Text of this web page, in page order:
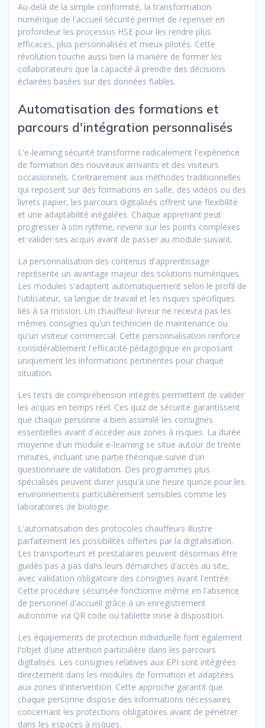
Au-delà de la simple conformité, la transformation
numérique de l'accueil sécurité permet de repenser en
profondeur les processus HSE pour les rendre plus
efficaces, plus personnalisés et mieux pilotés. Cette
révolution touche aussi bien la manière de former les
collaborateurs que la capacité à prendre des décisions
éclairées basées sur des données fiables.
Automatisation des formations et
parcours d'intégration personnalisés
L'e-learning sécurité transforme radicalement l'expérience
de formation des nouveaux arrivants et des visiteurs
occasionnels. Contrairement aux méthodes traditionnelles
qui reposent sur des formations en salle, des vidéos ou des
livrets papier, les parcours digitalisés offrent une flexibilité
et une adaptabilité inégalées. Chaque apprenant peut
progresser à son rythme, revenir sur les points complexes
et valider ses acquis avant de passer au module suivant.
La personnalisation des contenus d'apprentissage
représente un avantage majeur des solutions numériques.
Les modules s'adaptent automatiquement selon le profil de
l'utilisateur, sa langue de travail et les risques spécifiques
liés à sa mission. Un chauffeur-livreur ne recevra pas les
mêmes consignes qu'un technicien de maintenance ou
qu'un visiteur commercial. Cette personnalisation renforce
considérablement l'efficacité pédagogique en proposant
uniquement les informations pertinentes pour chaque
situation.
Les tests de compréhension intégrés permettent de valider
les acquis en temps réel. Ces quiz de sécurité garantissent
que chaque personne a bien assimilé les consignes
essentielles avant d'accéder aux zones à risques. La durée
moyenne d'un module e-learning se situe autour de trente
minutes, incluant une partie théorique suivie d'un
questionnaire de validation. Des programmes plus
spécialisés peuvent durer jusqu'à une heure quinze pour les
environnements particulièrement sensibles comme les
laboratoires de biologie.
L'automatisation des protocoles chauffeurs illustre
parfaitement les possibilités offertes par la digitalisation.
Les transporteurs et prestataires peuvent désormais être
guidés pas à pas dans leurs démarches d'accès au site,
avec validation obligatoire des consignes avant l'entrée.
Cette procédure sécurisée fonctionne même en l'absence
de personnel d'accueil grâce à un enregistrement
autonome via QR code ou tablette mise à disposition.
Les équipements de protection individuelle font également
l'objet d'une attention particulière dans les parcours
digitalisés. Les consignes relatives aux EPI sont intégrées
directement dans les modules de formation et adaptées
aux zones d'intervention. Cette approche garantit que
chaque personne dispose des informations nécessaires
concernant les protections obligatoires avant de pénétrer
dans les espaces à risques.